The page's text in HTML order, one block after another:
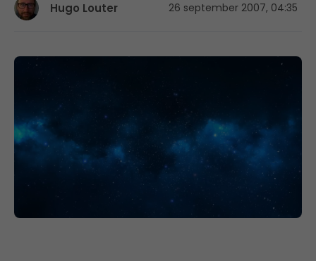
Hugo Louter 26 september 2007, 04:35